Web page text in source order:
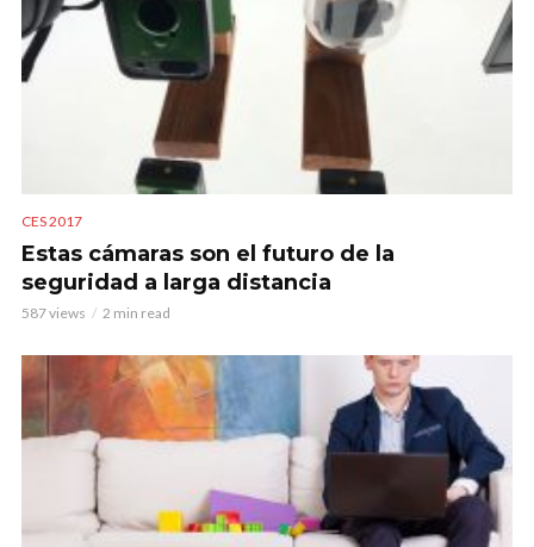
CES 2017
Estas cámaras son el futuro de la
seguridad a larga distancia
587 views 2 min read